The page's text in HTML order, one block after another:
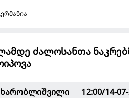
ძალოსანთა
12:00/14-